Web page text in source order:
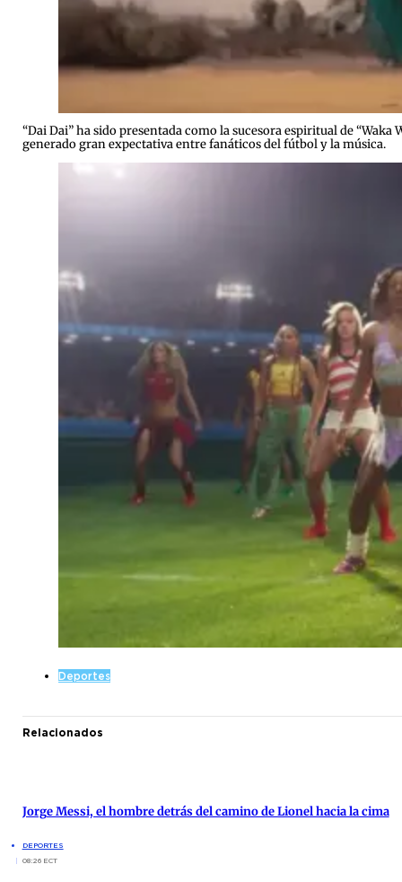
“Dai Dai” ha sido presentada como la sucesora espiritual de
generado gran expectativa entre fanáticos del fútbol y la música.
Deportes
Relacionados
Jorge Messi, el hombre detrás del camino de Lionel hacia la cima
DEPORTES
08:26 ECT